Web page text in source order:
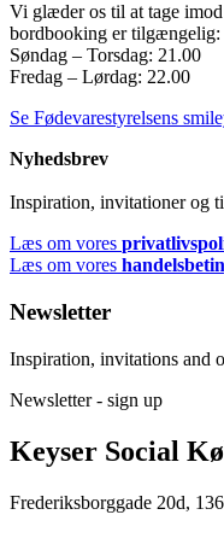
Vi glæder os til at tage
bordbooking er tilgængelig:
Søndag – Torsdag: 21.00
Fredag – Lørdag: 22.00
Se Fødevarestyrelsens
Nyhedsbrev
Inspiration, invitationer og
Læs om vores
Læs om vores
Newsletter
Inspiration, invitations and
Newsletter - sign up
Keyser Social
Frederiksborggade 20d,